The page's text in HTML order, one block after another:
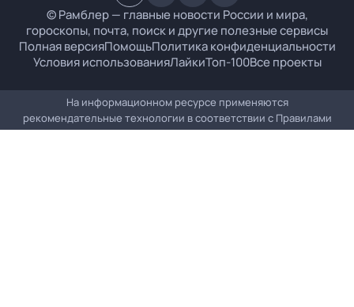
© Рамблер — главные новости России и мира,
гороскопы, почта, поиск и другие полезные сервисы
Полная версияПомощьПолитика конфиденциальности
Условия использованияЛайкиТоп-100Все проекты
На информационном ресурсе применяются
рекомендательные технологии в соответствии с Правилами